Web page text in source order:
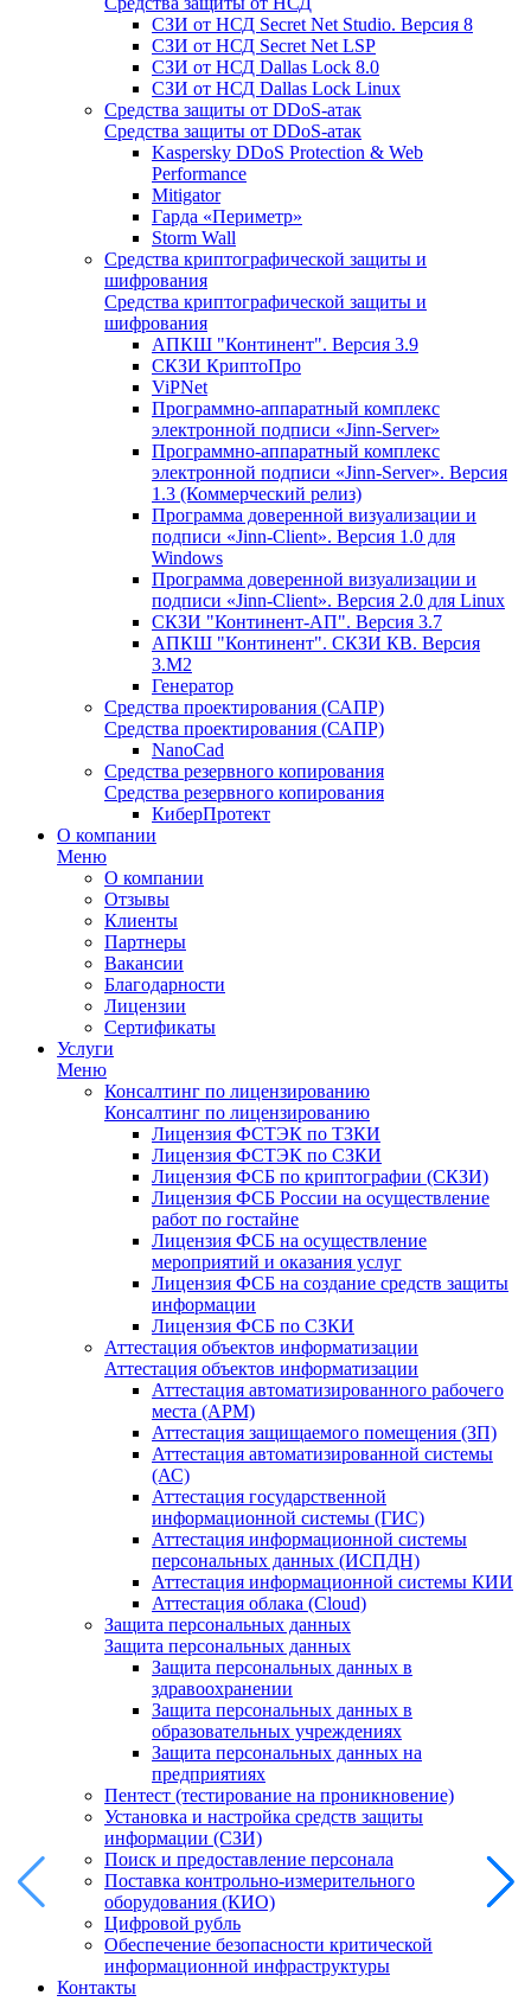
СЗИ от НСД Secret Net Studio. Версия 8
СЗИ от НСД Secret Net LSP
СЗИ от НСД Dallas Lock 8.0
СЗИ от НСД Dallas Lock Linux
Средства защиты от DDoS-атак
Средства защиты от DDoS-атак
Kaspersky DDoS Protection & Web
Performance
Mitigator
Гарда «Периметр»
Storm Wall
Средства криптографической защиты и
шифрования
Средства криптографической защиты и
шифрования
АПКШ "Континент". Версия 3.9
СКЗИ КриптоПро
ViPNet
Программно-аппаратный комплекс
электронной подписи «Jinn-Server»
Программно-аппаратный комплекс
электронной подписи «Jinn-Server». Версия
1.3 (Коммерческий релиз)
Программа доверенной визуализации и
подписи «Jinn-Client». Версия 1.0 для
Windows
Программа доверенной визуализации и
подписи «Jinn-Client». Версия 2.0 для Linux
СКЗИ "Континент-АП". Версия 3.7
АПКШ "Континент". СКЗИ КВ. Версия
3.М2
Генератор
Средства проектирования (САПР)
Средства проектирования (САПР)
NanoCad
Средства резервного копирования
Средства резервного копирования
КиберПротект
О компании
Меню
О компании
Отзывы
Клиенты
Партнеры
Вакансии
Благодарности
Лицензии
Сертификаты
Услуги
Меню
Консалтинг по лицензированию
Консалтинг по лицензированию
Лицензия ФСТЭК по ТЗКИ
Лицензия ФСТЭК по СЗКИ
Лицензия ФСБ по криптографии (СКЗИ)
Лицензия ФСБ России на осуществление
работ по гостайне
Лицензия ФСБ на осуществление
мероприятий и оказания услуг
Лицензия ФСБ на создание средств защиты
информации
Лицензия ФСБ по СЗКИ
Аттестация объектов информатизации
Аттестация объектов информатизации
Аттестация автоматизированного рабочего
места (АРМ)
Аттестация защищаемого помещения (ЗП)
Аттестация автоматизированной системы
(АС)
Аттестация государственной
информационной системы (ГИС)
Аттестация информационной системы
персональных данных (ИСПДН)
Аттестация информационной системы КИИ
Аттестация облака (Cloud)
Защита персональных данных
Защита персональных данных
Защита персональных данных в
здравоохранении
Защита персональных данных в
образовательных учреждениях
Защита персональных данных на
предприятиях
Пентест (тестирование на проникновение)
Установка и настройка средств защиты
информации (СЗИ)
Поиск и предоставление персонала
Поставка контрольно-измерительного
оборудования (КИО)
Цифровой рубль
Обеспечение безопасности критической
информационной инфраструктуры
Контакты